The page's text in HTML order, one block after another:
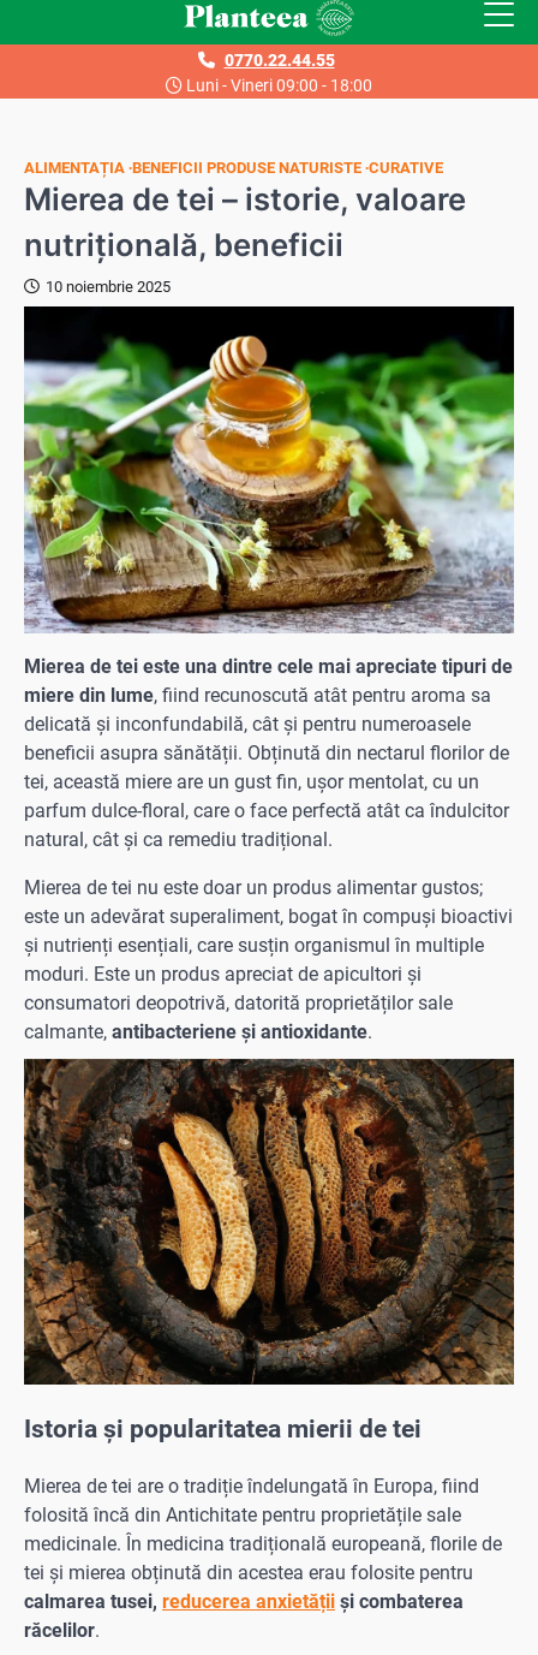
to
0770.22.44.55
Luni - Vineri 09:00 - 18:00
ALIMENTAȚIA BENEFICII PRODUSE NATURISTE CURATIVE
Mierea de tei – istorie, valoare
nutrițională, beneficii
10 noiembrie 2025
Mierea de tei este una dintre cele mai apreciate tipuri de
miere din lume, fiind recunoscută atât pentru aroma sa
delicată și inconfundabilă, cât și pentru numeroasele
beneficii asupra sănătății. Obținută din nectarul florilor de
tei, această miere are un gust fin, ușor mentolat, cu un
parfum dulce-floral, care o face perfectă atât ca îndulcitor
natural, cât și ca remediu tradițional.
Mierea de tei nu este doar un produs alimentar gustos;
este un adevărat superaliment, bogat în compuși bioactivi
și nutrienți esențiali, care susțin organismul în multiple
moduri. Este un produs apreciat de apicultori și
consumatori deopotrivă, datorită proprietăților sale
calmante, antibacteriene și antioxidante.
Istoria și popularitatea mierii de tei
Mierea de tei are o tradiție îndelungată în Europa, fiind
folosită încă din Antichitate pentru proprietățile sale
medicinale. În medicina tradițională europeană, florile de
tei și mierea obținută din acestea erau folosite pentru
calmarea tusei, reducerea anxietății și combaterea
răcelilor.